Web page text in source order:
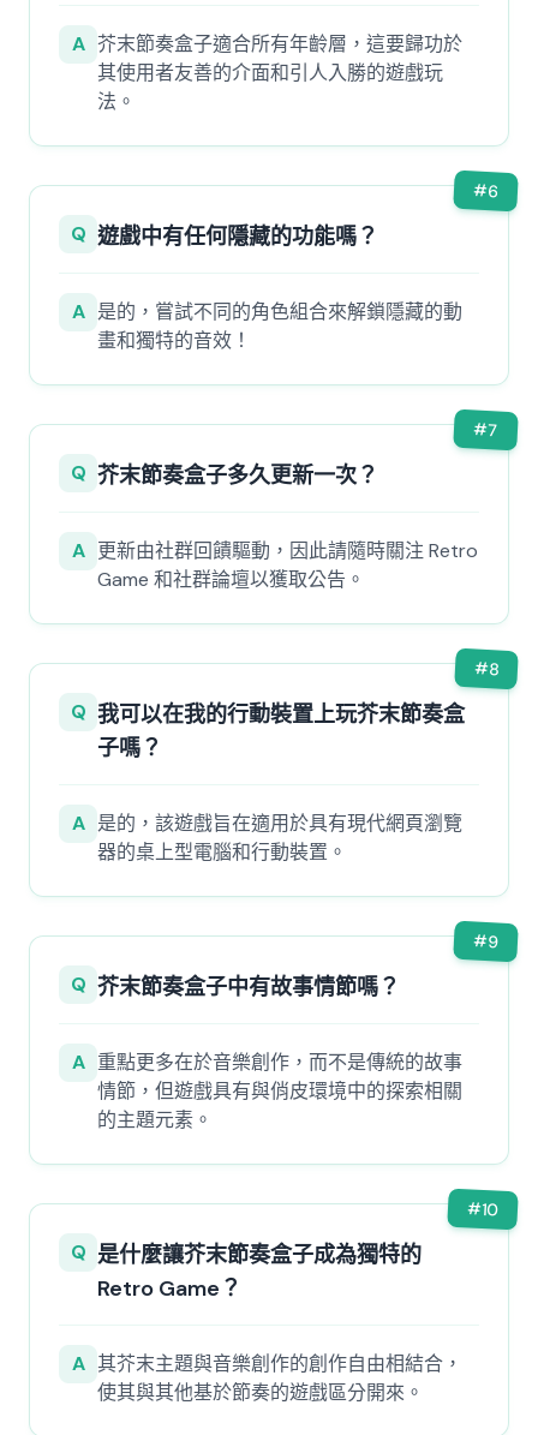
A 芥末節奏盒子適合所有年齡層，這要歸功於
其使用者友善的介面和引人入勝的遊戲玩
法。
#6
Q 遊戲中有任何隱藏的功能嗎？
A 是的，嘗試不同的角色組合來解鎖隱藏的動
畫和獨特的音效！
#7
Q 芥末節奏盒子多久更新一次？
A 更新由社群回饋驅動，因此請隨時關注 Retro
Game 和社群論壇以獲取公告。
#8
Q 我可以在我的行動裝置上玩芥末節奏盒
子嗎？
A 是的，該遊戲旨在適用於具有現代網頁瀏覽
器的桌上型電腦和行動裝置。
#9
Q 芥末節奏盒子中有故事情節嗎？
A 重點更多在於音樂創作，而不是傳統的故事
情節，但遊戲具有與俏皮環境中的探索相關
的主題元素。
#10
Q 是什麼讓芥末節奏盒子成為獨特的
Retro Game？
A 其芥末主題與音樂創作的創作自由相結合，
使其與其他基於節奏的遊戲區分開來。